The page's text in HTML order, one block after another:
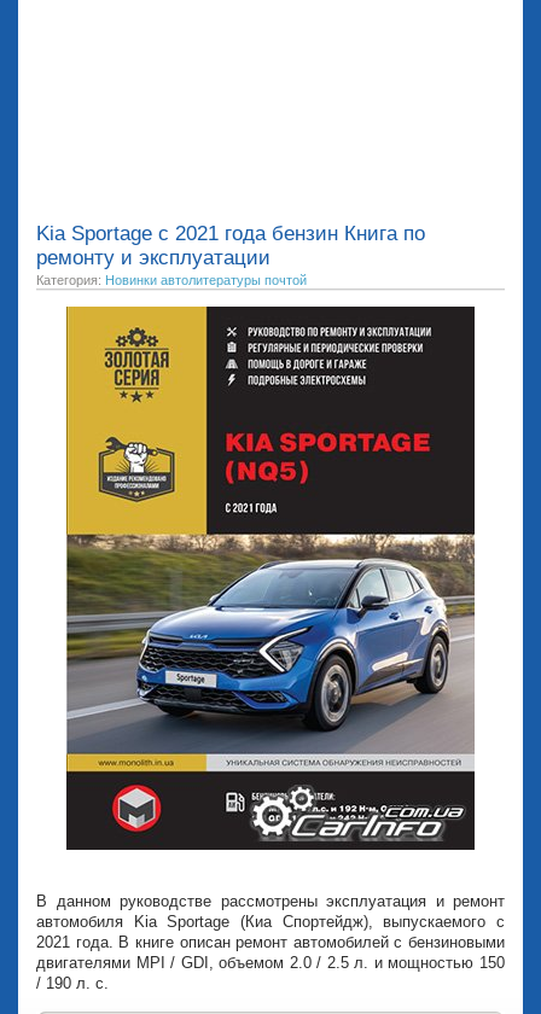
Kia Sportage с 2021 года бензин Книга по
ремонту и эксплуатации
Категория: Новинки автолитературы почтой
В данном руководстве рассмотрены эксплуатация и ремонт
автомобиля Kia Sportage (Киа Спортейдж), выпускаемого с
2021 года. В книге описан ремонт автомобилей с бензиновыми
двигателями MPI / GDI, объемом 2.0 / 2.5 л. и мощностью 150
/ 190 л. с.